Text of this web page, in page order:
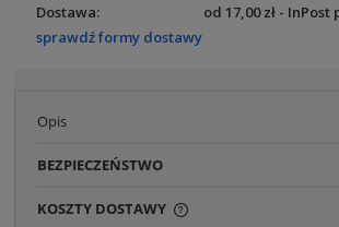
Dostawa:
od 17,00 zł - InPost
Cena nie zawiera ewentualnych kosztów
sprawdź formy dostawy
Opis
BEZPIECZEŃSTWO
KOSZTY DOSTAWY